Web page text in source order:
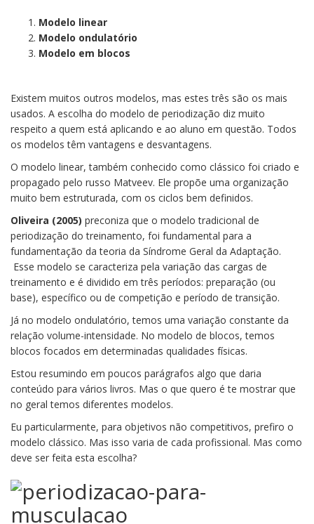
Modelo linear
Modelo ondulatório
Modelo em blocos
Existem muitos outros modelos, mas estes três são os mais
usados. A escolha do modelo de periodização diz muito
respeito a quem está aplicando e ao aluno em questão. Todos
os modelos têm vantagens e desvantagens.
O modelo linear, também conhecido como clássico foi criado e
propagado pelo russo Matveev. Ele propõe uma organização
muito bem estruturada, com os ciclos bem definidos.
Oliveira (2005) preconiza que o modelo tradicional de
periodização do treinamento, foi fundamental para a
fundamentação da teoria da Síndrome Geral da Adaptação.
Esse modelo se caracteriza pela variação das cargas de
treinamento e é dividido em três períodos: preparação (ou
base), específico ou de competição e período de transição.
Já no modelo ondulatório, temos uma variação constante da
relação volume-intensidade. No modelo de blocos, temos
blocos focados em determinadas qualidades físicas.
Estou resumindo em poucos parágrafos algo que daria
conteúdo para vários livros. Mas o que quero é te mostrar que
no geral temos diferentes modelos.
Eu particularmente, para objetivos não competitivos, prefiro o
modelo clássico. Mas isso varia de cada profissional. Mas como
deve ser feita esta escolha?